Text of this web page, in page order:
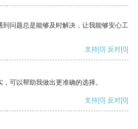
到问题总是能够及时解决，让我能够安心工
支持[0] 反对[0]
可以帮助我做出更准确的选择。
支持[0] 反对[0]